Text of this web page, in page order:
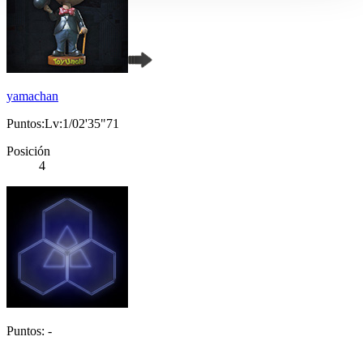
yamachan
Puntos:Lv:1/02'35"71
Posición
4
Puntos: -